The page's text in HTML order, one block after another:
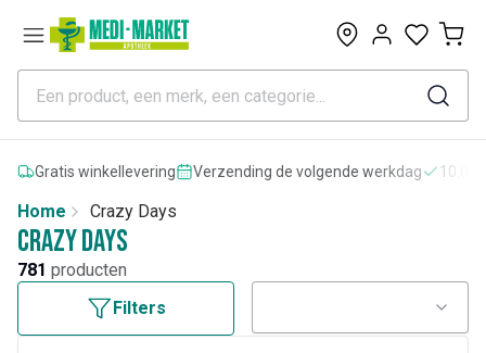
0
Gratis winkellevering Verzending de volgende werkdag
Home Crazy Days
Crazy Days
781 producten
Filters